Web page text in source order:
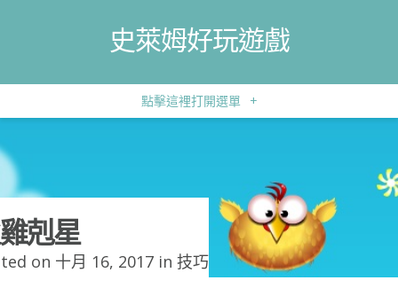
史萊姆好玩遊戲
點擊這裡打開選單 +
剋星
on 十月 16, 2017 in 技巧